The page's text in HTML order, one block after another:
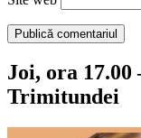
Joi, ora
Trimitundei